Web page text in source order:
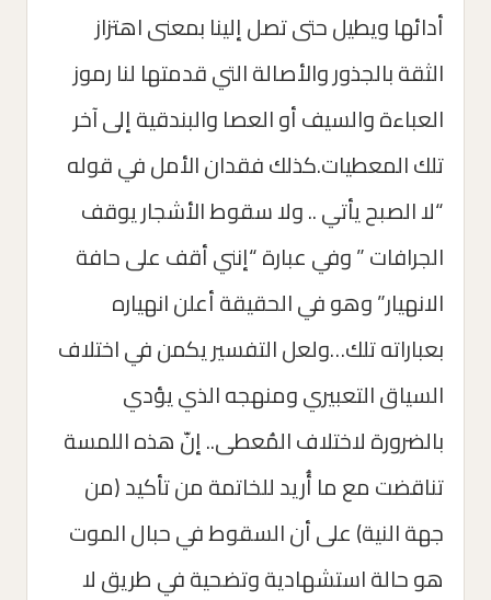
أدائها ويطيل حتى تصل إلينا بمعنى اهتزاز
الثقة بالجذور والأصالة التي قدمتها لنا رموز
العباءة والسيف أو العصا والبندقية إلى آخر
تلك المعطيات.كذلك فقدان الأمل في قوله
“لا الصبح يأتي .. ولا سقوط الأشجار يوقف
الجرافات ” وفي عبارة “إنني أقف على حافة
الانهيار” وهو في الحقيقة أعلن انهياره
بعباراته تلك…ولعل التفسير يكمن في اختلاف
السياق التعبيري ومنهجه الذي يؤدي
بالضرورة لاختلاف المُعطى.. إنّ هذه اللمسة
تناقضت مع ما أُريد للخاتمة من تأكيد (من
جهة النية) على أن السقوط في حبال الموت
هو حالة استشهادية وتضحية في طريق لا